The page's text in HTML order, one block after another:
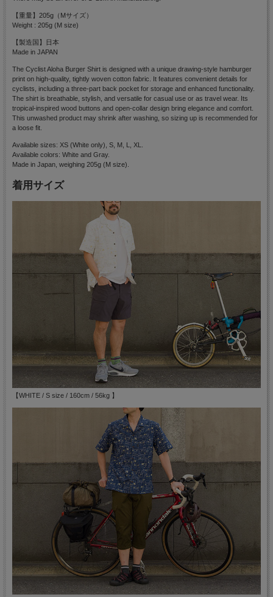
【重量】205g（Mサイズ）
Weight : 205g (M size)
【製造国】日本
Made in JAPAN
The Cyclist Aloha Burger Shirt is designed with a unique drawing-style hamburger
print on high-quality, tightly woven cotton fabric. It features convenient details for
cyclists, including a three-part back pocket for storage and enhanced functionality.
The shirt is breathable, stylish, and versatile for casual use or as travel wear. Its
tropical-inspired wood buttons and open-collar design bring elegance and comfort.
This unwashed product may shrink after washing, so sizing up is recommended for
a loose fit.
Available sizes: XS (White only), S, M, L, XL.
Available colors: White and Gray.
Made in Japan, weighing 205g (M size).
着用サイズ
【WHITE / S size / 160cm / 56kg 】